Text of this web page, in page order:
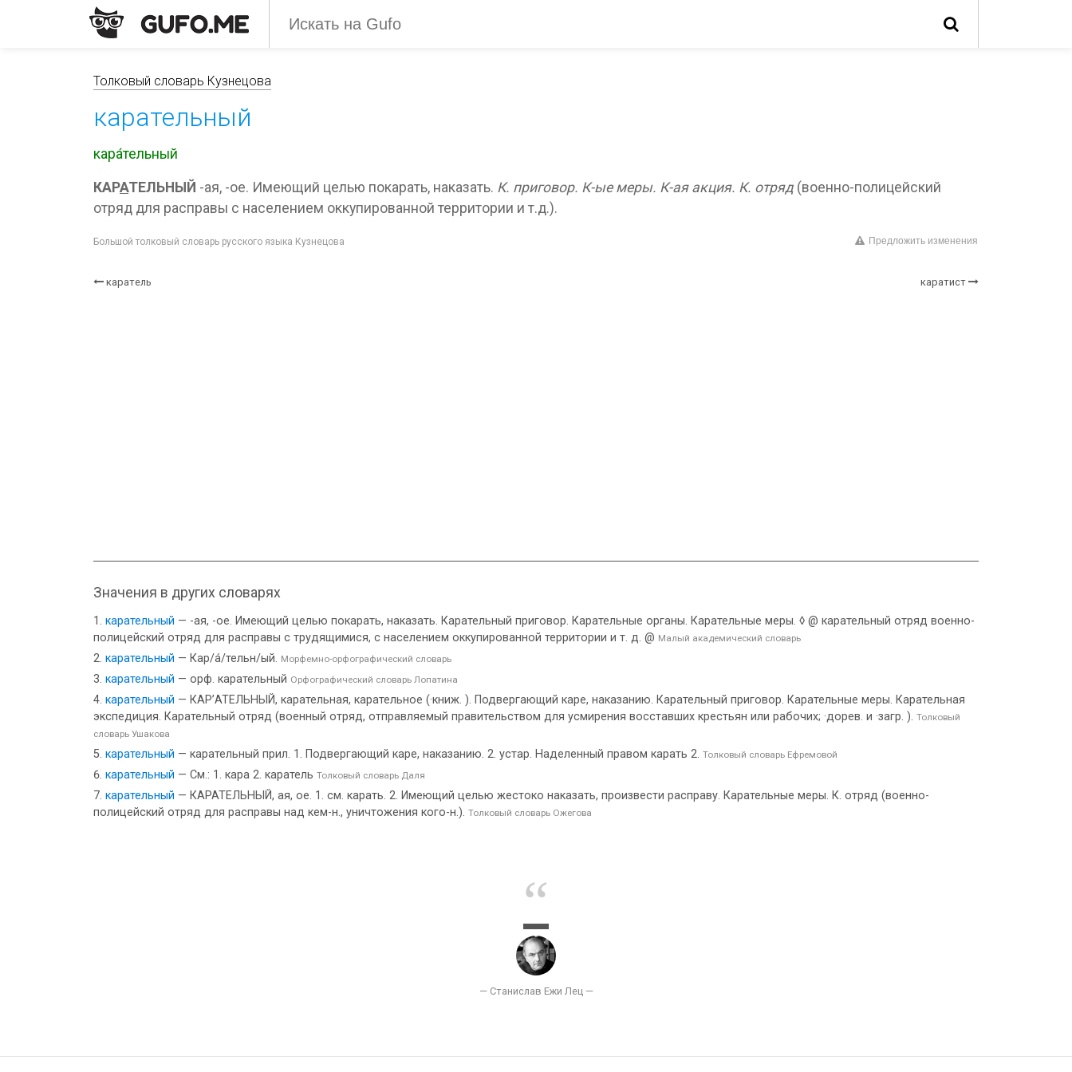
Толковый словарь Кузнецова
карательный
кара́тельный
КАРАТЕЛЬНЫЙ -ая, -ое. Имеющий целью покарать, наказать. К. приговор. К-ые меры. К-ая акция. К. отряд (военно-полицейский
отряд для расправы с населением оккупированной территории и т.д.).
Большой толковый словарь русского языка Кузнецова Предложить изменения
каратель каратист
Значения в других словарях
карательный — -ая, -ое. Имеющий целью покарать, наказать. Карательный приговор. Карательные органы. Карательные меры. ◊ @ карательный отряд военно-
полицейский отряд для расправы с трудящимися, с населением оккупированной территории и т. д. @ Малый академический словарь
карательный — Кар/а́/тельн/ый. Морфемно-орфографический словарь
карательный — орф. карательный Орфографический словарь Лопатина
карательный — КАР’АТЕЛЬНЫЙ, карательная, карательное (·книж. ). Подвергающий каре, наказанию. Карательный приговор. Карательные меры. Карательная
экспедиция. Карательный отряд (военный отряд, отправляемый правительством для усмирения восставших крестьян или рабочих; ·дорев. и ·загр. ). Толковый
словарь Ушакова
карательный — карательный прил. 1. Подвергающий каре, наказанию. 2. устар. Наделенный правом карать 2. Толковый словарь Ефремовой
карательный — См.: 1. кара 2. каратель Толковый словарь Даля
карательный — КАРАТЕЛЬНЫЙ, ая, ое. 1. см. карать. 2. Имеющий целью жестоко наказать, произвести расправу. Карательные меры. К. отряд (военно-
полицейский отряд для расправы над кем-н., уничтожения кого-н.). Толковый словарь Ожегова